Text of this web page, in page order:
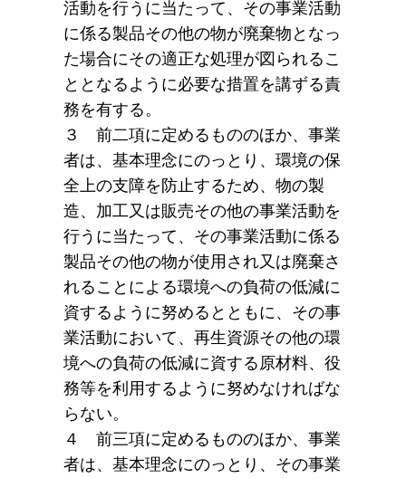
活動を行うに当たって、その事業活動
に係る製品その他の物が廃棄物となっ
た場合にその適正な処理が図られるこ
ととなるように必要な措置を講ずる責
務を有する。
３ 前二項に定めるもののほか、事業
者は、基本理念にのっとり、環境の保
全上の支障を防止するため、物の製
造、加工又は販売その他の事業活動を
行うに当たって、その事業活動に係る
製品その他の物が使用され又は廃棄さ
れることによる環境への負荷の低減に
資するように努めるとともに、その事
業活動において、再生資源その他の環
境への負荷の低減に資する原材料、役
務等を利用するように努めなければな
らない。
４ 前三項に定めるもののほか、事業
者は、基本理念にのっとり、その事業